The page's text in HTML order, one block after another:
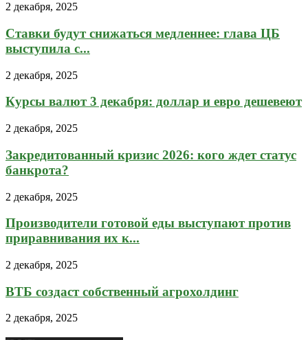
2 декабря, 2025
Ставки будут снижаться медленнее: глава ЦБ
выступила с...
2 декабря, 2025
Курсы валют 3 декабря: доллар и евро дешевеют
2 декабря, 2025
Закредитованный кризис 2026: кого ждет статус
банкрота?
2 декабря, 2025
Производители готовой еды выступают против
приравнивания их к...
2 декабря, 2025
ВТБ создаст собственный агрохолдинг
2 декабря, 2025